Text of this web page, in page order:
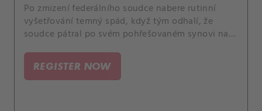
Po zmizení federálního soudce nabere rutinní
vyšetřování temný spád, když tým odhalí, že
soudce pátral po svém pohřešovaném synovi na
autorita.
REGISTER NOW